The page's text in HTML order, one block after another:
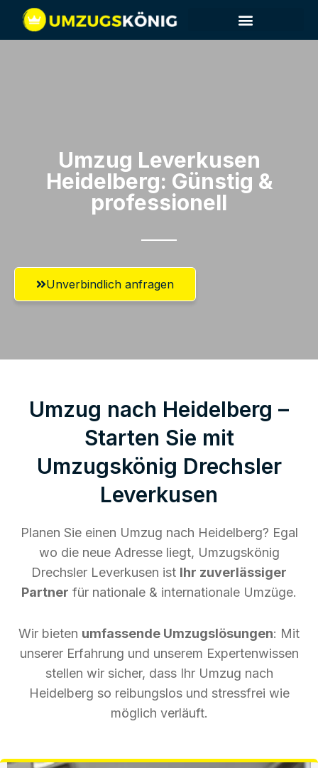
Umzug Leverkusen​
Heidelberg: Günstig &
professionell​
Unverbindlich anfragen
Umzug nach Heidelberg –
Starten Sie mit
Umzugskönig Drechsler
Leverkusen
Planen Sie einen Umzug nach Heidelberg? Egal
wo die neue Adresse liegt, Umzugskönig
Drechsler Leverkusen ist Ihr zuverlässiger
Partner für nationale & internationale Umzüge.
Wir bieten umfassende Umzugslösungen: Mit
unserer Erfahrung und unserem Expertenwissen
stellen wir sicher, dass Ihr Umzug nach
Heidelberg so reibungslos und stressfrei wie
möglich verläuft.